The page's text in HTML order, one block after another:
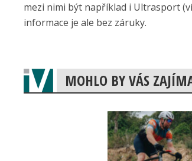
mezi nimi být například i Ultrasport
informace je ale bez záruky.
MOHLO BY VÁS